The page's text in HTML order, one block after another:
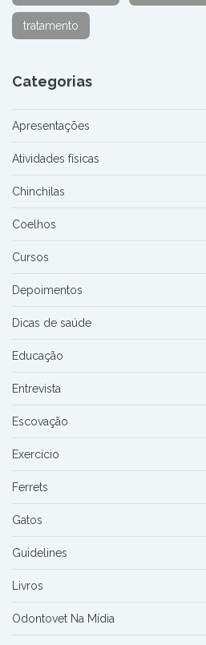
tratamento
Categorias
Apresentações
Atividades físicas
Chinchilas
Coelhos
Cursos
Depoimentos
Dicas de saúde
Educação
Entrevista
Escovação
Exercício
Ferrets
Gatos
Guidelines
Livros
Odontovet Na Mídia